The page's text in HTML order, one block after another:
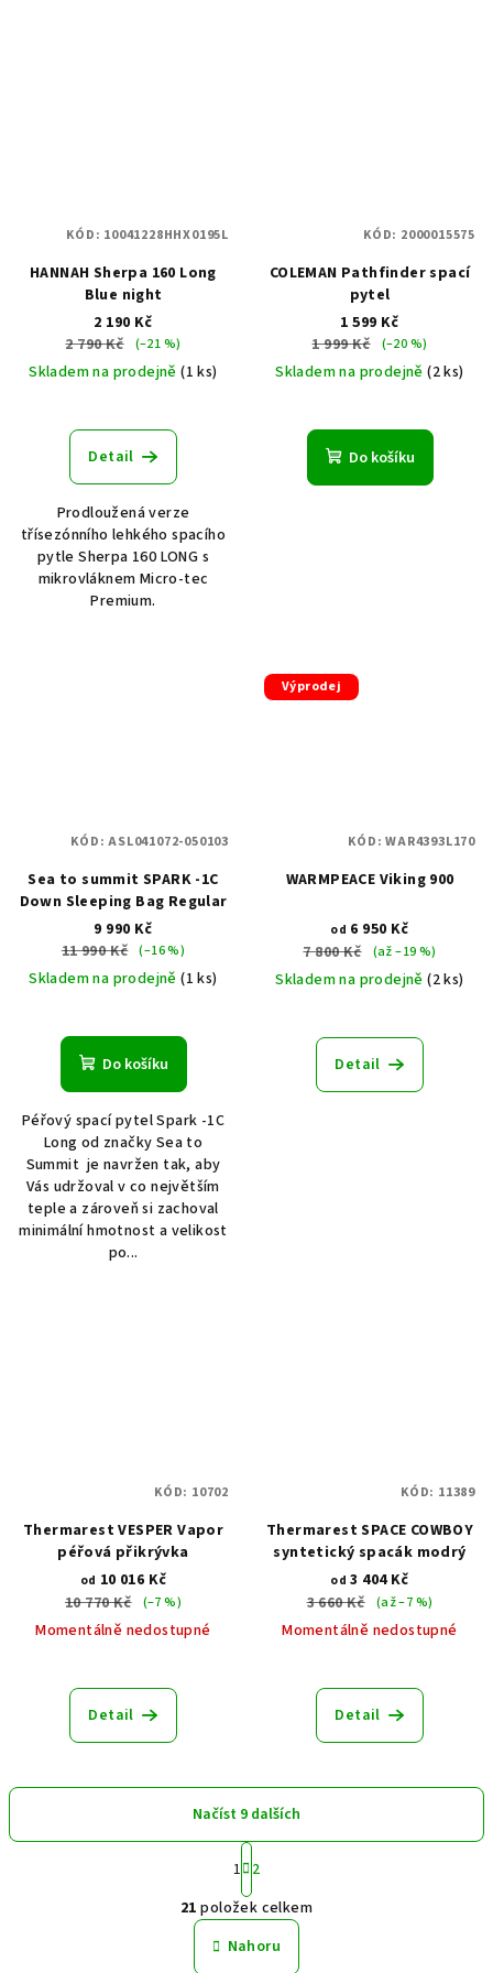
HANNAH Sherpa 160 Long
Blue night
2 190 Kč
2 790 Kč
(–21 %)
Skladem na prodejně(1 ks)
Detail
Prodloužená verze
třísezónního lehkého spacího
pytle Sherpa 160 LONG s
mikrovláknem Micro-tec
Premium.
KÓD: 10041228HHX0195L
COLEMAN Pathfinder spací
pytel
1 599 Kč
1 999 Kč
(–20 %)
Skladem na prodejně(2 ks)
Do košíku
KÓD: 2000015575
Sea to summit SPARK -1C
Down Sleeping Bag Regular
9 990 Kč
11 990 Kč (–16 %)
Skladem na prodejně(1 ks)
Do košíku
Péřový spací pytel Spark -1C
Long od značky Sea to
Summit je navržen tak, aby
Vás udržoval v co největším
teple a zároveň si zachoval
minimální hmotnost a velikost
po...
KÓD:ASL041072-050103
Výprodej
WARMPEACE Viking 900
od 6 950 Kč
7 800 Kč
(až –19 %)
Skladem na prodejně(2 ks)
Detail
KÓD:WAR4393L170
Thermarest VESPER Vapor
péřová přikrývka
od 10 016 Kč
10 770 Kč
(–7 %)
Momentálně nedostupné
Detail
KÓD: 10702
Thermarest SPACE COWBOY
syntetický spacák modrý
od 3 404 Kč
3 660 Kč
(až –7 %)
Momentálně nedostupné
Detail
KÓD: 11389
O
v
l
á
Načíst 9 dalších
S
t
r
á
n
k
1 2
21 položek celkem
Nahoru